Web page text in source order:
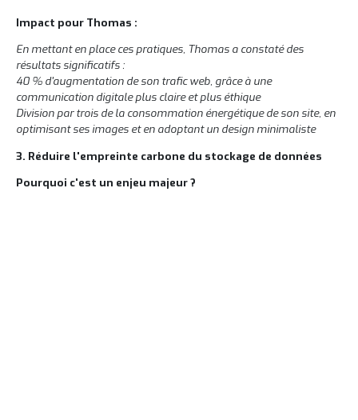
Impact pour Thomas :
En mettant en place ces pratiques, Thomas a constaté des
résultats significatifs :
40 % d'augmentation de son trafic web, grâce à une
communication digitale plus claire et plus éthique
Division par trois de la consommation énergétique de son site, en
optimisant ses images et en adoptant un design minimaliste
3. Réduire l'empreinte carbone du stockage de données
Pourquoi c'est un enjeu majeur ?